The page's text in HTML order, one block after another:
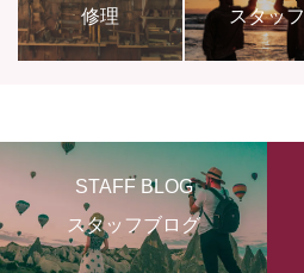
修理 スタッフ
STAFF BLOG
スタッフブログ